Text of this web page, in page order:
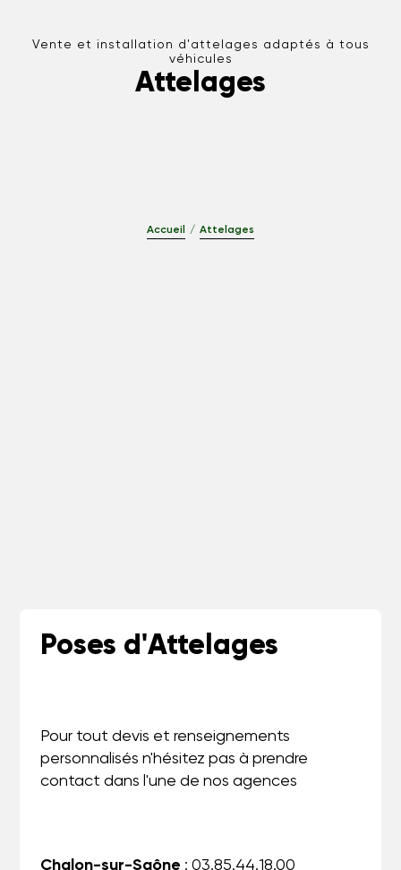
Vente et installation d'attelages adaptés à tous
véhicules
Attelages
Accueil Attelages
Poses d'Attelages
Pour tout devis et renseignements
personnalisés n'hésitez pas à prendre
contact dans l'une de nos agences
Chalon-sur-Saône : 03.85.44.18.00